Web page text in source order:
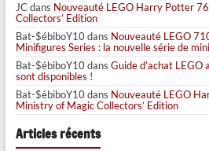
JCdans Nouveauté LEGO Harry Potter
Collectors’ Edition
Bat-$ébiboY10dans Nouveauté LEGO
Minifigures Series : la nouvelle série de
Bat-$ébiboY10dans Guide d’achat
sont disponibles !
Bat-$ébiboY10dans Nouveauté LEGO
Ministry of Magic Collectors’ Edition
Articles récents